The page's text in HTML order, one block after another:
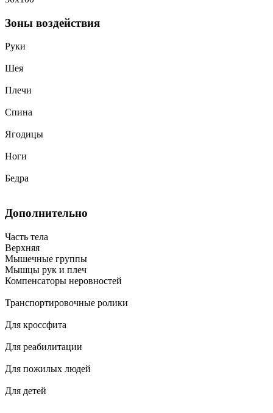
Зоны воздействия
Руки
Шея
Плечи
Спина
Ягодицы
Ноги
Бедра
Дополнительно
Часть тела
Верхняя
Мышечные группы
Мышцы рук и плеч
Компенсаторы неровностей
Транспортировочные ролики
Для кроссфита
Для реабилитации
Для пожилых людей
Для детей